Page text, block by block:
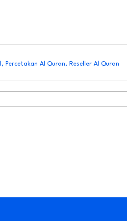
, Percetakan Al Quran, Reseller Al Quran